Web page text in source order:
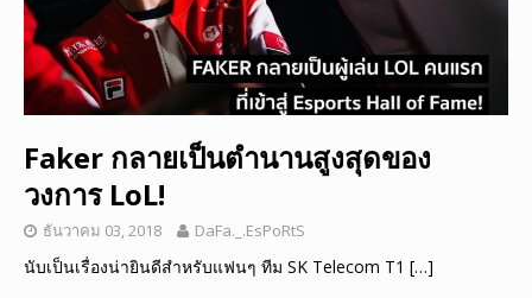
Faker กลายเป็นตำนานสูงสุดของ
วงการ LoL!
ธันวาคม 03, 2018 DaFa._.EsPoRtS
นับเป็นเรื่องน่ายินดีสำหรับแฟนๆ ทีม SK Telecom T1 […]